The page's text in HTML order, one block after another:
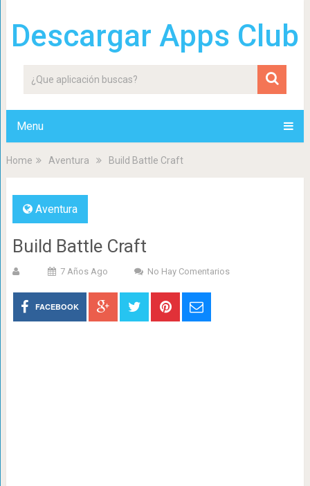
Descargar Apps Club
Menu
Home Aventura Build Battle Craft
Aventura
Build Battle Craft
7 Años Ago No Hay Comentarios
FACEBOOK